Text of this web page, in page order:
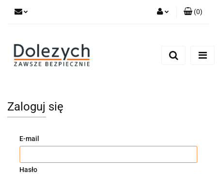
(0)
Zaloguj się
E-mail
Hasło